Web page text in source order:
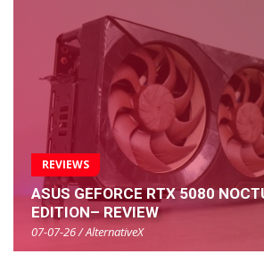
REVIEWS
ASUS GEFORCE RTX 5080
EDITION– REVIEW
07-07-26 / AlternativeX